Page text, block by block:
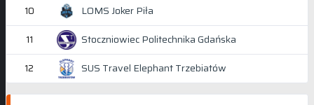
10 LOMS Joker Piła
11 Stoczniowiec Politechnika Gdańska
12 SUS Travel Elephant Trzebiatów